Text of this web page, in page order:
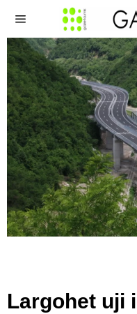
Largohet uji